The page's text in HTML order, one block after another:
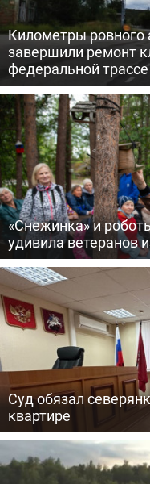
Километры ровного
завершили ремонт
федеральной
«Снежинка» и
удивила ветеранов
Суд обязал
квартире